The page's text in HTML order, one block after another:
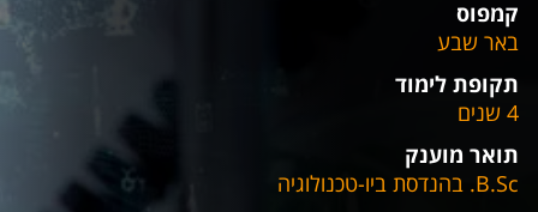
קמפוס
באר שבע
תקופת לימוד
4 שנים
תואר מוענק
B.Sc. בהנדסת ביו-טכנולוגיה